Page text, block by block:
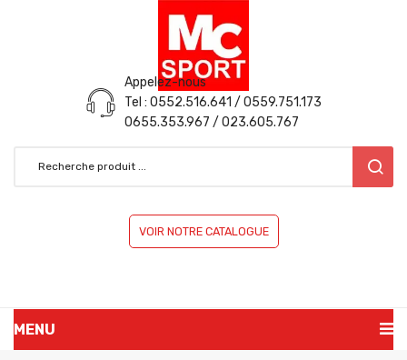
Appelez-nous
Tel : 0552.516.641 / 0559.751.173
0655.353.967 / 023.605.767
VOIR NOTRE CATALOGUE
MENU